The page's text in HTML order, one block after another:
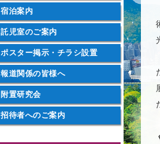
宿泊案内
託児室のご案内
ポスター掲示・ チラシ設置
報道関係の皆様へ
附置研究会
招待者へのご案内